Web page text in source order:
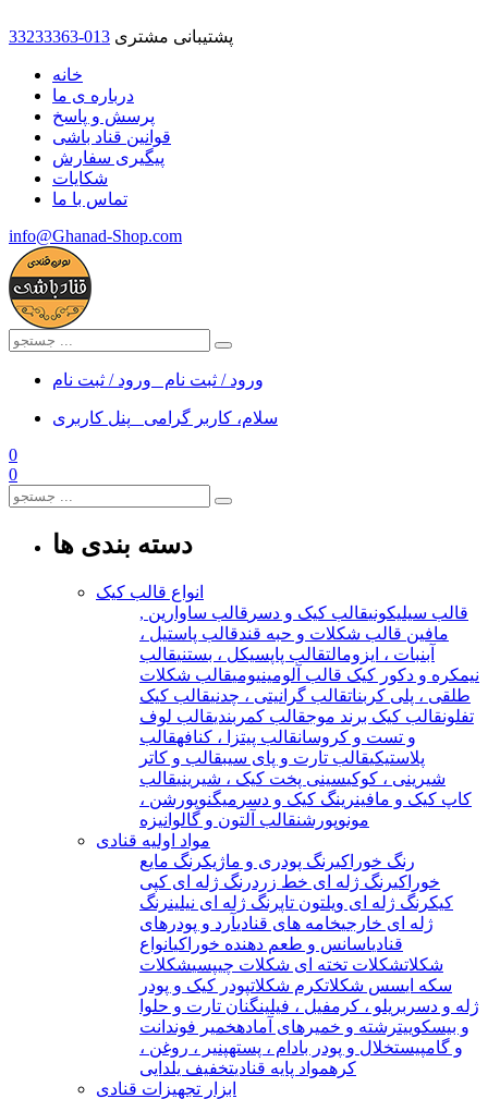
33233363-013 پشتیبانی مشتری
خانه
درباره ی ما
پرسش و پاسخ
قوانین قناد باشی
پیگیری سفارش
شکایات
تماس با ما
info@Ghanad-Shop.com
ورود / ثبت نام ورود / ثبت نام
سلام، کاربر گرامی
پنل کاربری
0
0
دسته بندی ها
انواع قالب کیک
قالب سیلیکونیقالب کیک و دسر قالب ساوارین ,
مافین قالب شکلات و حبه قندقالب پاستیل ،
آبنبات ، ایزومالتقالب پاپسیکل ، بستنیقالب
نیمکره و دکور کیک قالب آلومینیومیقالب شکلات
طلقی ، پلی کربناتقالب گرانیتی ، چدنیقالب کیک
تفلونقالب کیک برند موجقالب کمربندیقالب لوف
و تست و کروسانقالب پیتزا ، کنافهقالب
پلاستیکیقالب تارت و پای سیبقالب و کاتر
شیرینی ، کوکیسینی پخت کیک ، شیرینیقالب
کاپ کیک و مافینرینگ کیک و دسر میگنوپورشن ،
مونوپورشنقالب آلتون و گالوانیزه
مواد اولیه قنادی
رنگ خوراکیرنگ پودری و ماژیکرنگ مایع
خوراکیرنگ ژله ای خط زردرنگ ژله ای کپی
کیکرنگ ژله ای ویلتون تاپرنگ ژله ای نیلینرنگ
ژله ای خارجیخامه های قنادیآرد و پودرهای
قنادیاسانس و طعم دهنده خوراکیانواع
شکلاتشکلات تخته ای شکلات چیپسیشکلات
سکه ایسس شکلاتکرم شکلاتپودر کیک و پودر
ژله و دسر بریلو ، کرمفیل ، فیلینگنان تارت و حلوا
و بیسکوییترشته و خمیرهای آمادهخمیر فوندانت
و گامپیستخلال و پودر بادام ، پستهپنیر ، روغن ،
کرهمواد پایه قنادیتخفیف یلدایی
ابزار تجهیزات قنادی